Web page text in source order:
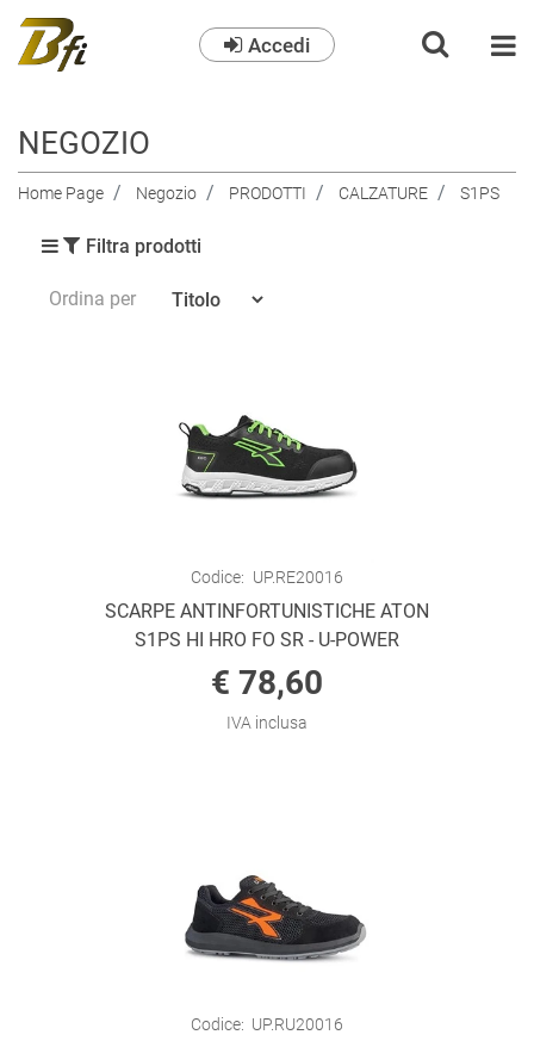
Accedi
NEGOZIO
Home Page Negozio PRODOTTI CALZATURE S1PS
Filtra prodotti
Ordina per
Codice: UP.RE20016
SCARPE ANTINFORTUNISTICHE ATON
S1PS HI HRO FO SR - U-POWER
€ 78,60
IVA inclusa
Codice: UP.RU20016